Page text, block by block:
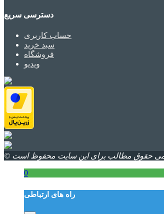
دسترسی سریع
حساب کاربری
سبد خرید
فروشگاه
ویدیو
0
راه های ارتباطی